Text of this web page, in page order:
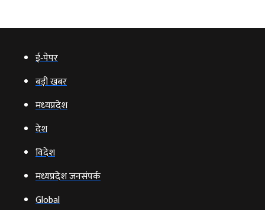
ई‑पेपर
बड़ी खबर
मध्‍यप्रदेश
देश
विदेश
मध्यप्रदेश जनसंपर्क
Global